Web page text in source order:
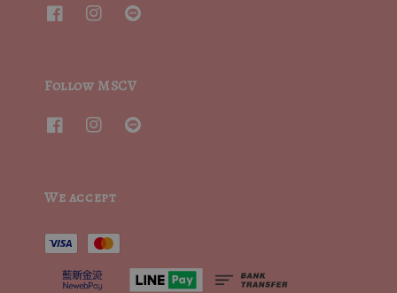
Follow MSCV
We accept